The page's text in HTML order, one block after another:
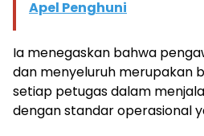
Apel Penghuni
Ia menegaskan bahwa
dan menyeluruh merupakan
setiap petugas dalam
dengan standar operasional